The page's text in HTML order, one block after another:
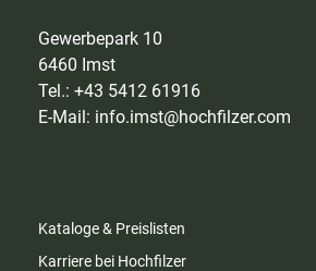
Gewerbepark 10
6460 Imst
Tel.: +43 5412 61916
E-Mail: info.imst@hochfilzer.com
Kataloge & Preislisten
Karriere bei Hochfilzer